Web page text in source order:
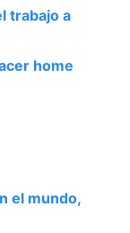
trabajo a
home
el mundo,